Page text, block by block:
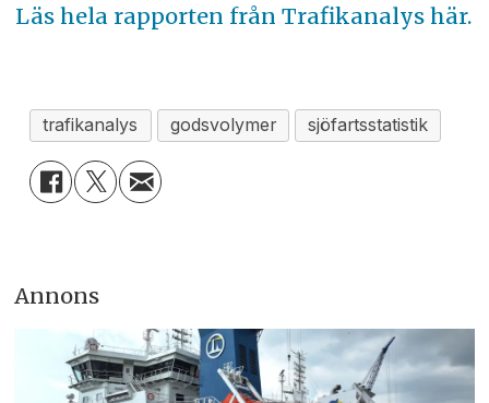
Läs hela rapporten från Trafikanalys här.
trafikanalys godsvolymer sjöfartsstatistik
Annons